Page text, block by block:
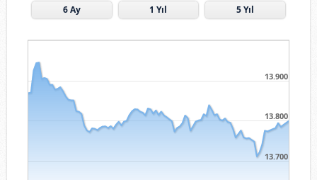
6 Ay
1 Yıl 5 Yıl
13.700
13.800
13.900